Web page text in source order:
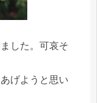
した。可哀そ
げようと思い